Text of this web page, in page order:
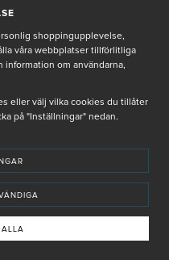
Seth och Sally integritetspolicy
användas till våra nyhetsbrev.
SIDA ÄR FRAMTAGNA OCH GRANSKADE
HUDTERAPEUTER.
shoppingupplevelse,
våra webbplatser tillförlitliga
information om användarna,
eller välj vilka cookies du tillåter
på "Inställningar" nedan.